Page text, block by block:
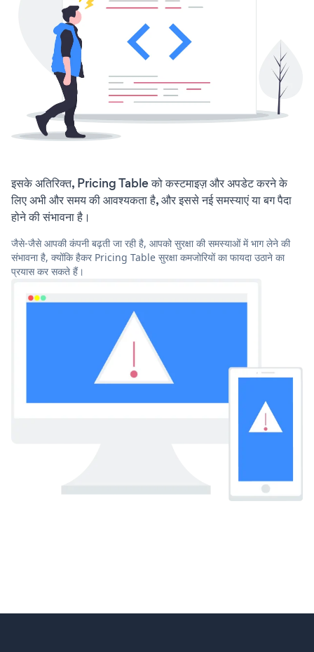
इसके अतिरिक्त, Pricing Table को कस्टमाइज़ और अपडेट करने के
लिए अभी और समय की आवश्यकता है, और इससे नई समस्याएं या बग पैदा
होने की संभावना है।
जैसे-जैसे आपकी कंपनी बढ़ती जा रही है, आपको सुरक्षा की समस्याओं में भाग लेने की
संभावना है, क्योंकि हैकर Pricing Table सुरक्षा कमजोरियों का फायदा उठाने का
प्रयास कर सकते हैं।